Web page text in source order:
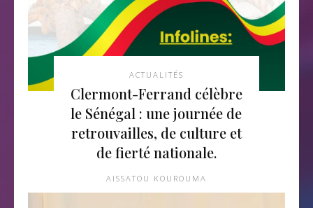
ACTUALITÉS
Clermont-Ferrand célèbre
le Sénégal : une journée de
retrouvailles, de culture et
de fierté nationale.
AISSATOU KOUROUMA